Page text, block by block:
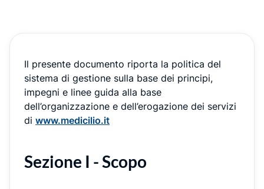
Il presente documento riporta la politica del
sistema di gestione sulla base dei principi,
impegni e linee guida alla base
dell’organizzazione e dell’erogazione dei servizi
di www.medicilio.it
Sezione I - Scopo